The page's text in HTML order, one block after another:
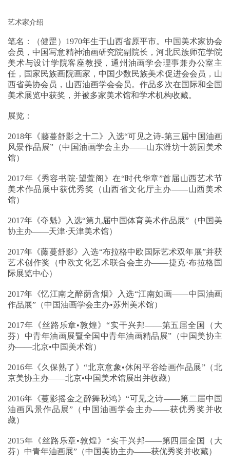
笔名：（健罡）1970年生于山西省原平市。中国美术家协会
会员，中国写意精神油画研究院副院长，河北民族师范学院
美术与设计学院客座教授，通州油画学会理事兼办公室主
任，国家民族画院画家，中国少数民族美术促进会会员，山
西省美协会员，山西油画学会会员。作品多次在国际和全国
美术展览中获奖，并被多家美术馆和学术机构收藏。
展览：
2018年《藤蔓舒影之十二》入选“可见之诗-第三届中国油画
风景作品展”（中国油画学会主办——山东潍坊十笏园美术
馆）
2017年《秀容书院·望萱阁》在“时代华章”首届山西艺术节
美术作品展中获优秀奖（山西省文化厅主办——山西美术
馆）
2017年《夺魁》入选“第九届中国体育美术作品展”（中国美
协主办——天津·天津美术馆）
2017年《藤蔓舒影》入选“布拉格中欧国际艺术双年展”并获
艺术创作奖（中欧文化艺术联合会主办——捷克·布拉格国
际展览中心）
2017年《忆江南之醉荫含烟》入选“江南如画——中国油画
作品展”（中国油画学会主办•苏州美术馆）
2017年《丝路乐章•敦煌》“实干兴邦——第五届全国（大
芬）中青年油画展暨全国中青年油画精品展”（中国美协主
办——北京•中国美术馆）
2016年《久保熟了》“北京意象•休闲平谷绘画作品展”（北
京美协主办——北京•中国美术馆展出并收藏）
2016年《蔓影摇金之醉舞秋鸿》“可见之诗——第二届中国
油画风景作品展”（中国油画学会主办——获优秀奖并收
藏）
2015年《丝路乐章•敦煌》“实干兴邦——第四届全国（大
芬）中青年油画展”（中国美协主办——获优秀奖并收藏）